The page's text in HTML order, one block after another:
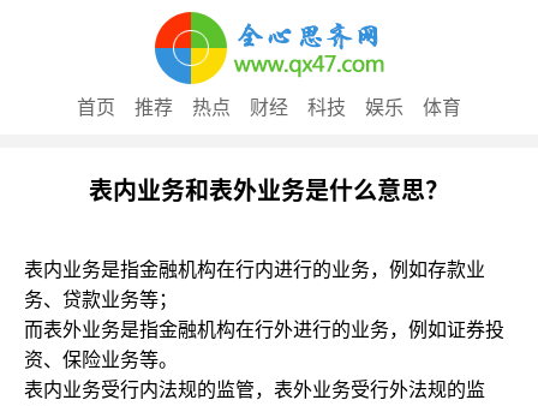
首页 推荐 热点 财经 科技 娱乐 体育
表内业务和表外业务是什么意思？
表内业务是指金融机构在行内进行的业务，例如存款业
务、贷款业务等；
而表外业务是指金融机构在行外进行的业务，例如证券投
资、保险业务等。
表内业务受行内法规的监管，表外业务受行外法规的监